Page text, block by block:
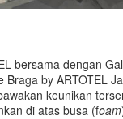
bersama dengan
Braga by ARTOTEL
keunikan
di atas busa (foam